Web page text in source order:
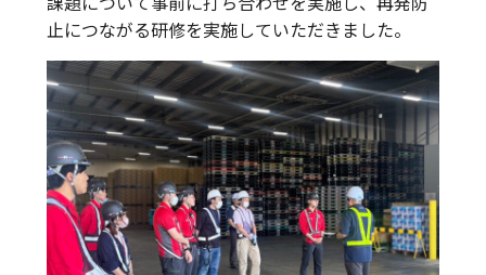
止につながる研修を実施していただきました。